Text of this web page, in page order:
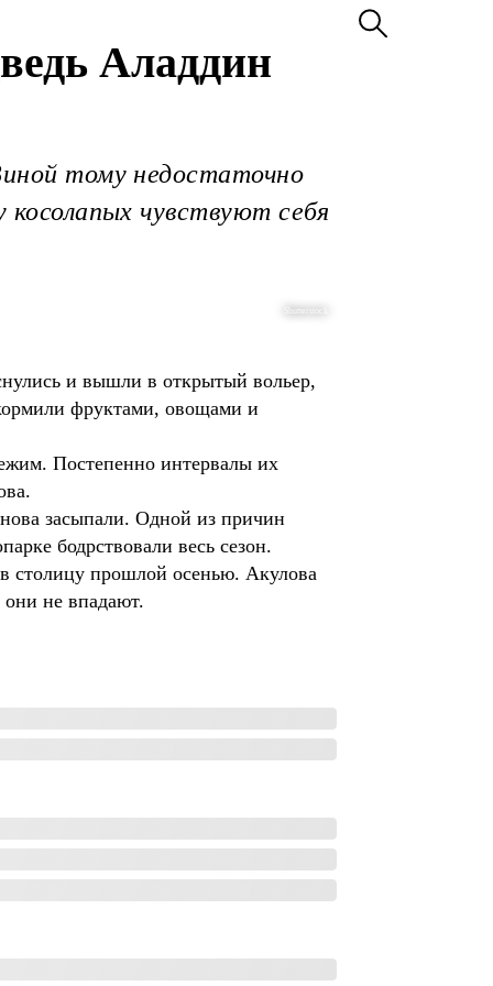
Аладдин
тому недостаточно
косолапых чувствуют себя
и вышли в открытый вольер,
фруктами, овощами и
Постепенно интервалы их
засыпали. Одной из причин
бодрствовали весь сезон.
столицу прошлой осенью. Акулова
они не впадают.